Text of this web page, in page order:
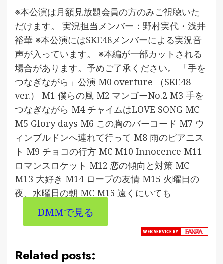
※本公演は月額見放題会員の方のみご視聴いた
だけます。 実況担当メンバー：野村実代・浅井
裕華 ※本公演にはSKE48メンバーによる実況音
声が入っています。 ※本編が一部カットされる
場合があります。予めご了承ください。 「手を
つなぎながら」公演 M0 overture （SKE48
ver.） M1 僕らの風 M2 マンゴーNo.2 M3 手を
つなぎながら M4 チャイムはLOVE SONG MC
M5 Glory days M6 この胸のバーコード M7 ウ
ィンブルドンへ連れて行って M8 雨のピアニス
ト M9 チョコの行方 MC M10 Innocence M11
ロマンスロケット M12 恋の傾向と対策 MC
M13 大好き M14 ロープの友情 M15 火曜日の
夜、水曜日の朝 MC M16 遠くにいても
DMMで見る
Related posts: